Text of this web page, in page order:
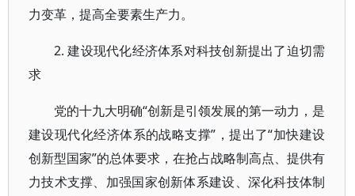
力变革，提高全要素生产力。
2. 建设现代化经济体系对科技创新提出了迫切需
求
党的十九大明确“创新是引领发展的第一动力，是
建设现代化经济体系的战略支撑”，提出了“加快建设
创新型国家”的总体要求，在抢占战略制高点、提供有
力技术支撑、加强国家创新体系建设、深化科技体制